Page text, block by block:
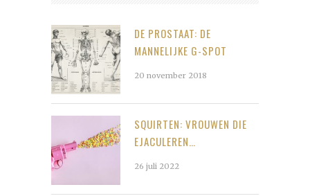
DE PROSTAAT: DE
MANNELIJKE G-SPOT
20 november 2018
SQUIRTEN: VROUWEN DIE
EJACULEREN…
26 juli 2022